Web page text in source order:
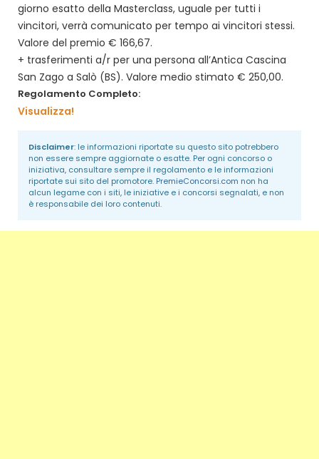
giorno esatto della Masterclass, uguale per tutti i
vincitori, verrà comunicato per tempo ai vincitori stessi.
Valore del premio € 166,67.
+ trasferimenti a/r per una persona all’Antica Cascina
San Zago a Salò (BS). Valore medio stimato € 250,00.
Regolamento Completo:
Visualizza!
Disclaimer: le informazioni riportate su questo sito potrebbero
non essere sempre aggiornate o esatte. Per ogni concorso o
iniziativa, consultare sempre il regolamento e le informazioni
riportate sui sito del promotore. PremieConcorsi.com non ha
alcun legame con i siti, le iniziative e i concorsi segnalati, e non
è responsabile dei loro contenuti.